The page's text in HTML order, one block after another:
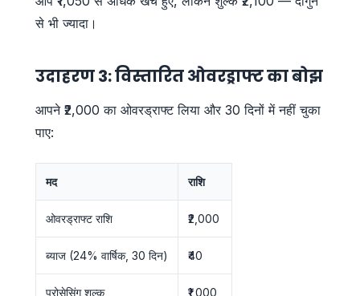
से भी ज्यादा।
उदाहरण 3: विस्तारित ओवरड्राफ्ट का बोझ
आपने ₹2,000 का ओवरड्राफ्ट लिया और 30 दिनों में नहीं चुका
पाए:
मद राशि
ओवरड्राफ्ट राशि ₹2,000
ब्याज (24% वार्षिक, 30 दिन) ₹40
प्रोसेसिंग शुल्क ₹1,000